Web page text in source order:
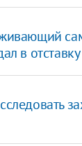
в отставку